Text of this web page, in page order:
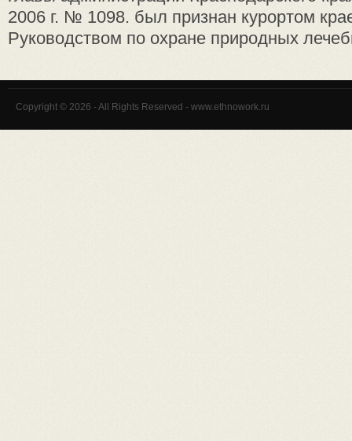
2006 г. № 1098. был признан курортом
Руководством по охране природных
Copyright © 2026 - All Rights Reserved - www.ethnowork.ru